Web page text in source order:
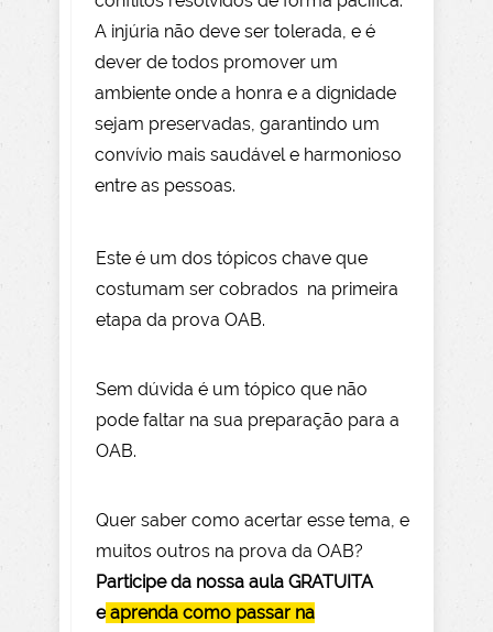
A injúria não deve ser tolerada, e é
dever de todos promover um
ambiente onde a honra e a dignidade
sejam preservadas, garantindo um
convívio mais saudável e harmonioso
entre as pessoas.
Este é um dos tópicos chave que
costumam ser cobrados na primeira
etapa da prova OAB.
Sem dúvida é um tópico que não
pode faltar na sua preparação para a
OAB.
Quer saber como acertar esse tema, e
muitos outros na prova da OAB?
Participe da nossa aula GRATUITA
e aprenda como passar na